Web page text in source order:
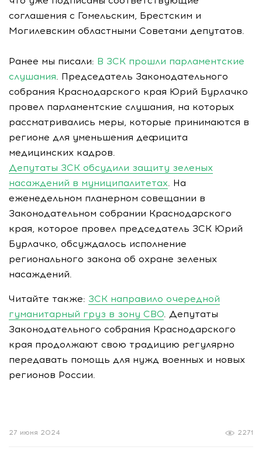
соглашения с Гомельским, Брестским и
Могилевским областными Советами депутатов.
Ранее мы писали: В ЗСК прошли парламентские
слушания. Председатель Законодательного
собрания Краснодарского края Юрий Бурлачко
провел парламентские слушания, на которых
рассматривались меры, которые принимаются в
регионе для уменьшения дефицита
медицинских кадров.
Депутаты ЗСК обсудили защиту зеленых
насаждений в муниципалитетах. На
еженедельном планерном совещании в
Законодательном собрании Краснодарского
края, которое провел председатель ЗСК Юрий
Бурлачко, обсуждалось исполнение
регионального закона об охране зеленых
насаждений.
Читайте также: ЗСК направило очередной
гуманитарный груз в зону СВО. Депутаты
Законодательного собрания Краснодарского
края продолжают свою традицию регулярно
передавать помощь для нужд военных и новых
регионов России.
2271
27 июня 2024